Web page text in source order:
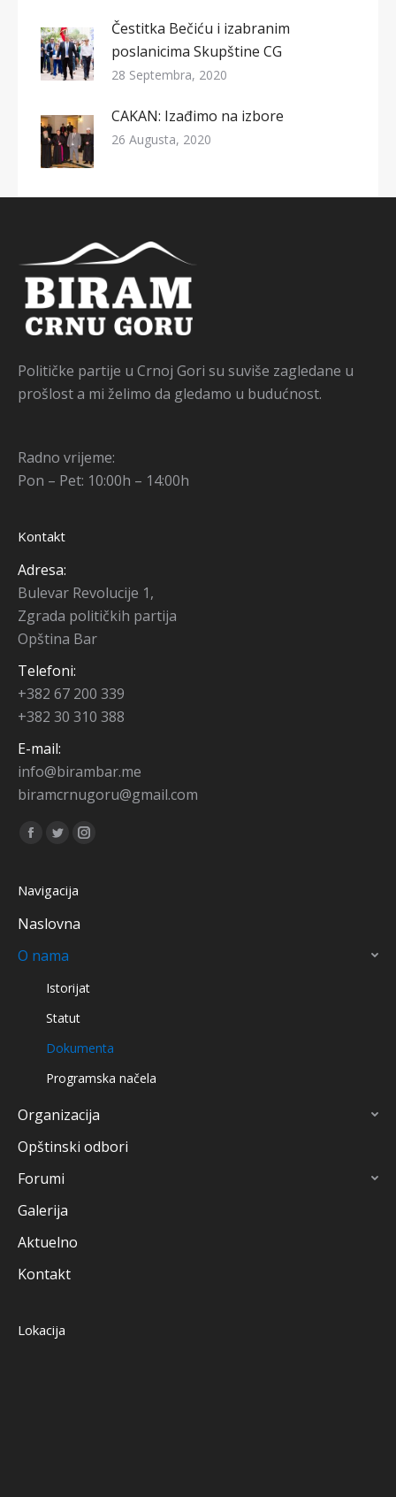
Čestitka Bečiću i izabranim
poslanicima Skupštine CG
28 Septembra, 2020
CAKAN: Izađimo na izbore
26 Augusta, 2020
Političke partije u Crnoj Gori su suviše zagledane u
prošlost a mi želimo da gledamo u budućnost.
Radno vrijeme:
Pon – Pet: 10:00h – 14:00h
Kontakt
Adresa:
Bulevar Revolucije 1,
Zgrada političkih partija
Opština Bar
Telefoni:
+382 67 200 339
+382 30 310 388
E-mail:
info@birambar.me
biramcrnugoru@gmail.com
Find us on:
Facebook
opens
new
window
Twitter
opens
new
window
Instagram
Navigacija
Naslovna
O nama
Istorijat
Statut
Dokumenta
Programska načela
Organizacija
Opštinski odbori
Forumi
Galerija
Aktuelno
Kontakt
Lokacija